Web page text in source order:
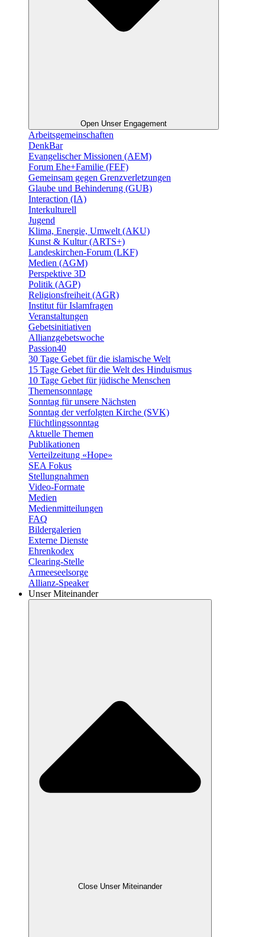
Open Unser Engagement
Arbeitsgemeinschaften
DenkBar
Evangelischer Missionen (AEM)
Forum Ehe+Familie (FEF)
Gemeinsam gegen Grenzverletzungen
Glaube und Behinderung (GUB)
Interaction (IA)
Interkulturell
Jugend
Klima, Energie, Umwelt (AKU)
Kunst & Kultur (ARTS+)
Landeskirchen-Forum (LKF)
Medien (AGM)
Perspektive 3D
Politik (AGP)
Religionsfreiheit (AGR)
Institut für Islamfragen
Veranstaltungen
Gebetsinitiativen
Allianzgebetswoche
Passion40
30 Tage Gebet für die islamische Welt
15 Tage Gebet für die Welt des Hinduismus
10 Tage Gebet für jüdische Menschen
Themensonntage
Sonntag für unsere Nächsten
Sonntag der verfolgten Kirche (SVK)
Flüchtlingssonntag
Aktuelle Themen
Publikationen
Verteilzeitung «Hope»
SEA Fokus
Stellungnahmen
Video-Formate
Medien
Medienmitteilungen
FAQ
Bildergalerien
Externe Dienste
Ehrenkodex
Clearing-Stelle
Armeeseelsorge
Allianz-Speaker
Unser Miteinander
Close Unser Miteinander